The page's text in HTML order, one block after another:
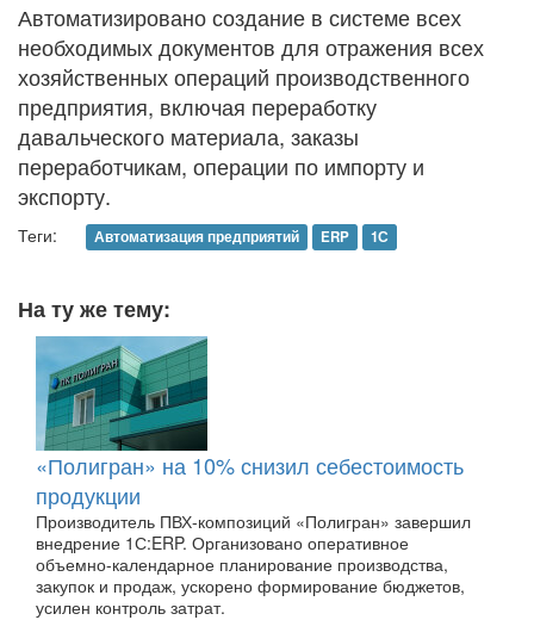
Автоматизировано создание в системе всех
необходимых документов для отражения всех
хозяйственных операций производственного
предприятия, включая переработку
давальческого материала, заказы
переработчикам, операции по импорту и
экспорту.
Теги: Автоматизация предприятий ERP 1С
На ту же тему:
«Полигран» на 10% снизил себестоимость
продукции
Производитель ПВХ-композиций «Полигран» завершил
внедрение 1С:ERP. Организовано оперативное
объемно-календарное планирование производства,
закупок и продаж, ускорено формирование бюджетов,
усилен контроль затрат.